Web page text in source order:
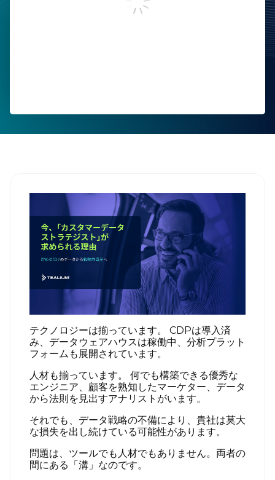
部署および役職
本フォームの送信により、Tealiumの利用規約ならびに
イバシーポリシーに同意したことになります。
送信
テクノロジーは揃っています。 CDPは導入済
み、データウェアハウスは稼働中、分析プラット
フォームも展開されています。
人材も揃っています。 何でも構築できる優秀な
エンジニア、顧客を熟知したマーケター、データ
から法則を見出すアナリストがいます。
それでも、データ戦略の不備により、貴社は莫大
な損失を出し続けている可能性があります。
問題は、ツールでも人材でもありません。両者の
間にある「溝」なのです。